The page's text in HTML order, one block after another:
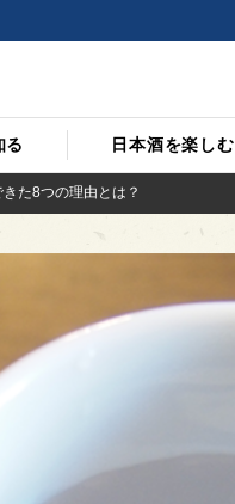
る 日本酒を楽しむ
た8つの理由とは？